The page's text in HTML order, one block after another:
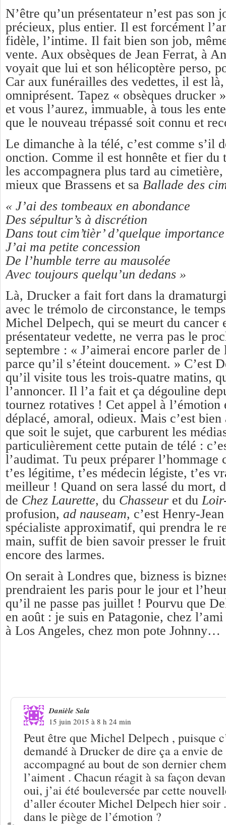
N’être qu’un présentateur n’est pas son
précieux, plus entier. Il est forcément
fidèle, l’intime. Il fait bien son job,
vente. Aux obsèques de Jean Ferrat, à
voyait que lui et son hélicoptère perso,
Car aux funérailles des vedettes, il est
omniprésent. Tapez « obsèques drucker
et vous l’aurez, immuable, à tous les
que le nouveau trépassé soit connu et
Le dimanche à la télé, c’est comme s’il
onction. Comme il est honnête et fier
les accompagnera plus tard au
mieux que Brassens et sa Ballade des
« J’ai des tombeaux en abondance
Des sépultur’s à discrétion
Dans tout cim’tièr’ d’quelque importance
J’ai ma petite concession
De l’humble terre au mausolée
Avec toujours quelqu’un dedans »
Là, Drucker a fait fort dans la
avec le trémolo de circonstance, le
Michel Delpech, qui se meurt du cancer
présentateur vedette, ne verra pas le
septembre : « J’aimerai encore parler
parce qu’il s’éteint doucement. » C’est
qu’il visite tous les trois-quatre matins,
l’annoncer. Il l’a fait et ça dégouline
tournez rotatives ! Cet appel à l’émotion
déplacé, amoral, odieux. Mais c’est
que soit le sujet, que carburent les
particulièrement cette putain de télé :
l’audimat. Tu peux préparer
t’es légitime, t’es médecin légiste, t’es
meilleur ! Quand on sera lassé du mort,
de Chez Laurette, du Chasseur et du
profusion, ad nauseam, c’est Henry-
spécialiste approximatif, qui prendra le
main, suffit de bien savoir presser le
encore des larmes.
On serait à Londres que, bizness is
prendraient les paris pour le jour et
qu’il ne passe pas juillet ! Pourvu que
en août : je suis en Patagonie, chez
à Los Angeles, chez mon pote Johnny…
Danièle Sala
15 juin 2015 à 8 h 24 min
Peut être que Michel Delpech , puisque
demandé à Drucker de dire ça a envie
accompagné au bout de son dernier
l’aiment . Chacun réagit à sa façon
oui, j’ai été bouleversée par cette
d’aller écouter Michel Delpech hier soir
dans le piège de l’émotion ?